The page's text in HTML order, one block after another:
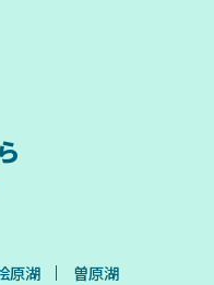
原湖 曽原湖